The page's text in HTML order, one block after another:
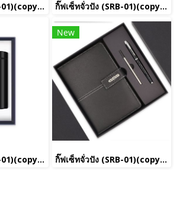
กิ๊ฟเซ็ทจั่วปัง (SRB-01)(copy)(copy)(copy)(copy)(copy)(copy)(copy)(copy)(copy)(copy)(copy)(copy)(copy)(copy)(copy)(copy)(copy)(copy)(copy)(copy)(copy)(copy) กิ๊ฟเซ็ทจั่วปัง (SRB-01)(copy)(copy)(copy)(copy)(copy)(copy)(copy)(copy)(copy)(copy)
กิ๊ฟเซ็ทจั่วปัง (SRB-01)(copy)(copy)(copy)(copy)(copy)(copy)(copy)(copy)(copy)(copy)(copy)
New
กิ๊ฟเซ็ทจั่วปัง (SRB-01)(copy)(copy)(copy)(copy)(copy)(copy)(copy)(copy)(copy)(copy)(copy)(copy)(copy)(copy)(copy)(copy)(copy)(copy)(copy)(copy)(copy)